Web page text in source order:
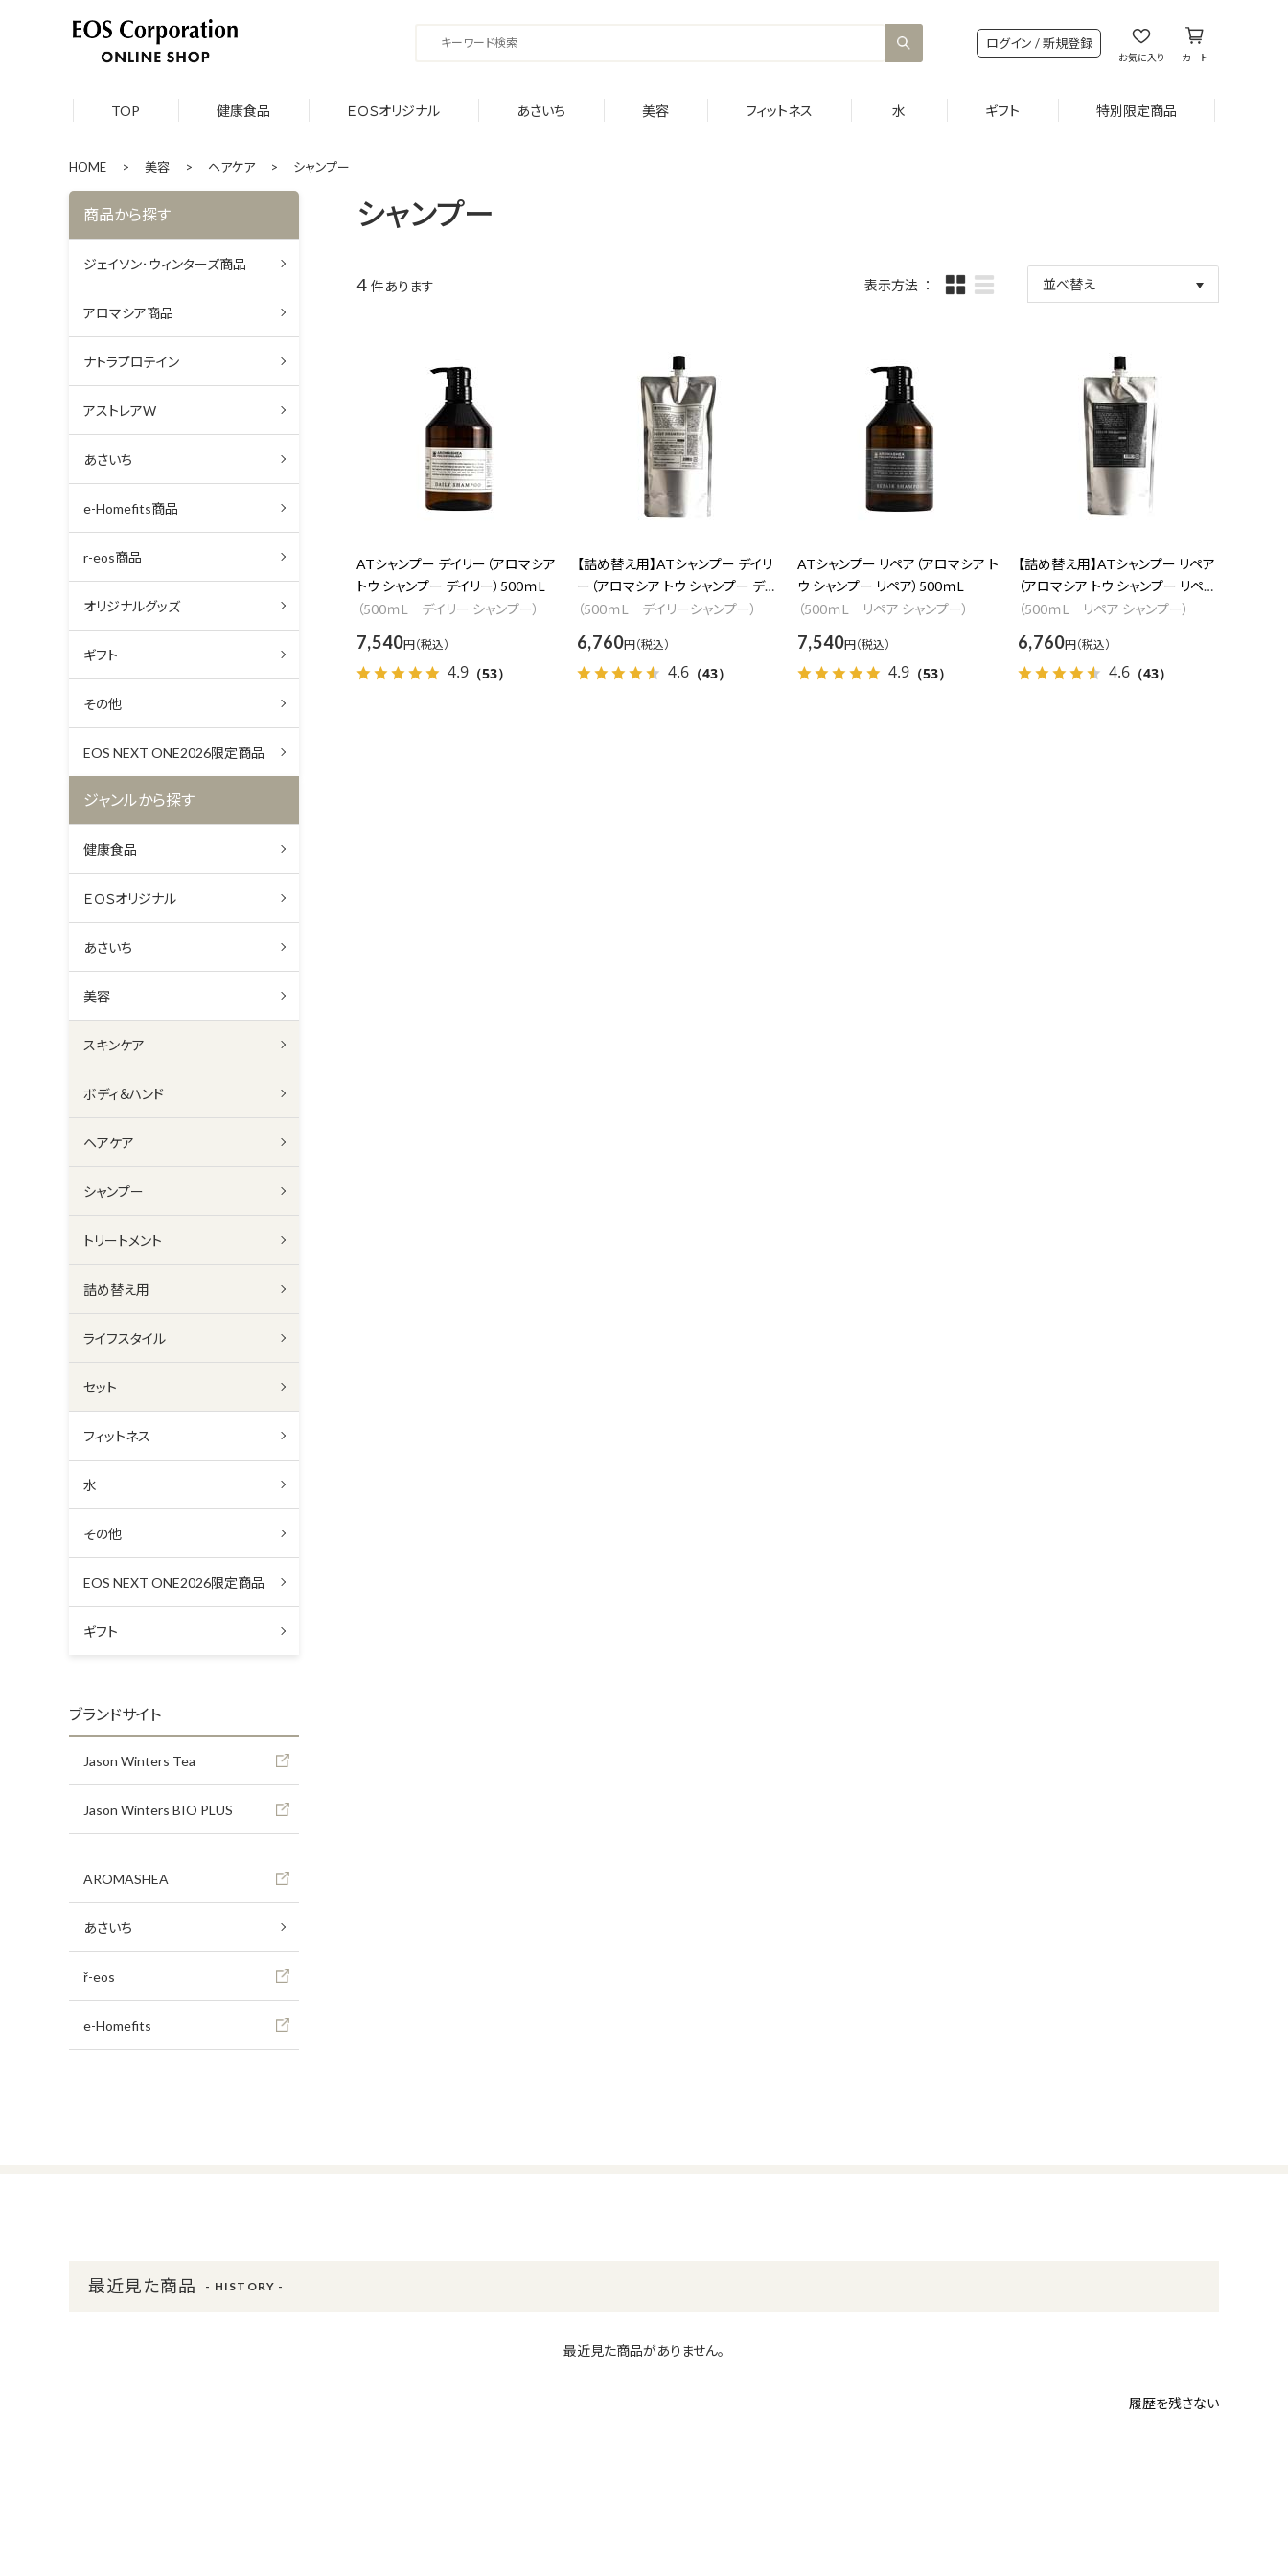
ログイン / 新規登録
お気に入り カート
TOP 健康食品 ＥＯＳオリジナル あさいち 美容 フィットネス 水 ギフト 特別限定商品
HOME > 美容 > ヘアケア > シャンプー
商品から探す
ジェイソン･ウィンターズ商品
アロマシア商品
ナトラプロテイン
アストレアW
あさいち
e-Homefits商品
r-eos商品
オリジナルグッズ
ギフト
その他
EOS NEXT ONE2026限定商品
ジャンルから探す
健康食品
ＥＯＳオリジナル
あさいち
美容
スキンケア
ボディ＆ハンド
ヘアケア
シャンプー
トリートメント
詰め替え用
ライフスタイル
セット
フィットネス
水
その他
EOS NEXT ONE2026限定商品
ギフト
ブランドサイト
Jason Winters Tea
Jason Winters BIO PLUS
AROMASHEA
あさいち
ř-eos
e-Homefits
シャンプー
4 件あります 表示方法 並べ替え
価格(安い順)
価格(高い順)
ATシャンプー デイリー（アロマシア
トウ シャンプー デイリー）500ｍL
（500ｍL デイリー シャンプー）
7,540円
4.9 （53）
【詰め替え用】ATシャンプー デイリ
ー（アロマシア トウ シャンプー デイ
リー）500ｍL
（500ｍL デイリーシャンプー）
6,760円
4.6 （43）
ATシャンプー リペア（アロマシア ト
ウ シャンプー リペア）500ｍL
（500ｍL リペア シャンプー）
7,540円
4.9 （53）
【詰め替え用】ATシャンプー リペア
（アロマシア トウ シャンプー リペ
ア）500ｍL
（500ｍL リペア シャンプー）
6,760円
4.6 （43）
最近見た商品 - HISTORY -
最近見た商品がありません。
履歴を残さない